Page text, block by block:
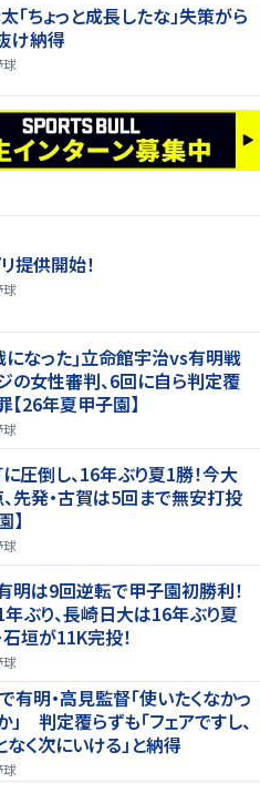
「ちょっと成長したな」失策がら
け納得
球
提供開始！
球
になった｣立命館宇治vs有明戦
の女性審判、6回に自ら判定覆
【26年夏甲子園】
球
圧倒し、16年ぶり夏1勝！今大
先発・古賀は5回まで無安打投
】
球
明は9回逆転で甲子園初勝利！
ぶり、長崎日大は16年ぶり夏
垣が11K完投！
球
有明・高見監督「使いたくなかっ
判定覆らずも「フェアですし、
く次にいける」と納得
球